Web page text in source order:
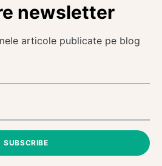
newsletter
articole publicate pe blog
SUBSCRIBE